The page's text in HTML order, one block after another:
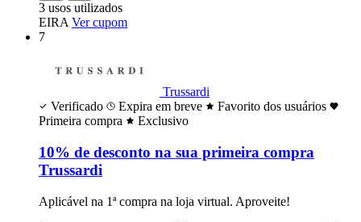
3 usos utilizados
EIRA Ver cupom
7
Trussardi
Verificado
Expira em breve
Favorito dos usuários
Primeira compra
Exclusivo
10% de desconto na sua primeira compra
Trussardi
Aplicável na 1ª compra na loja virtual. Aproveite!